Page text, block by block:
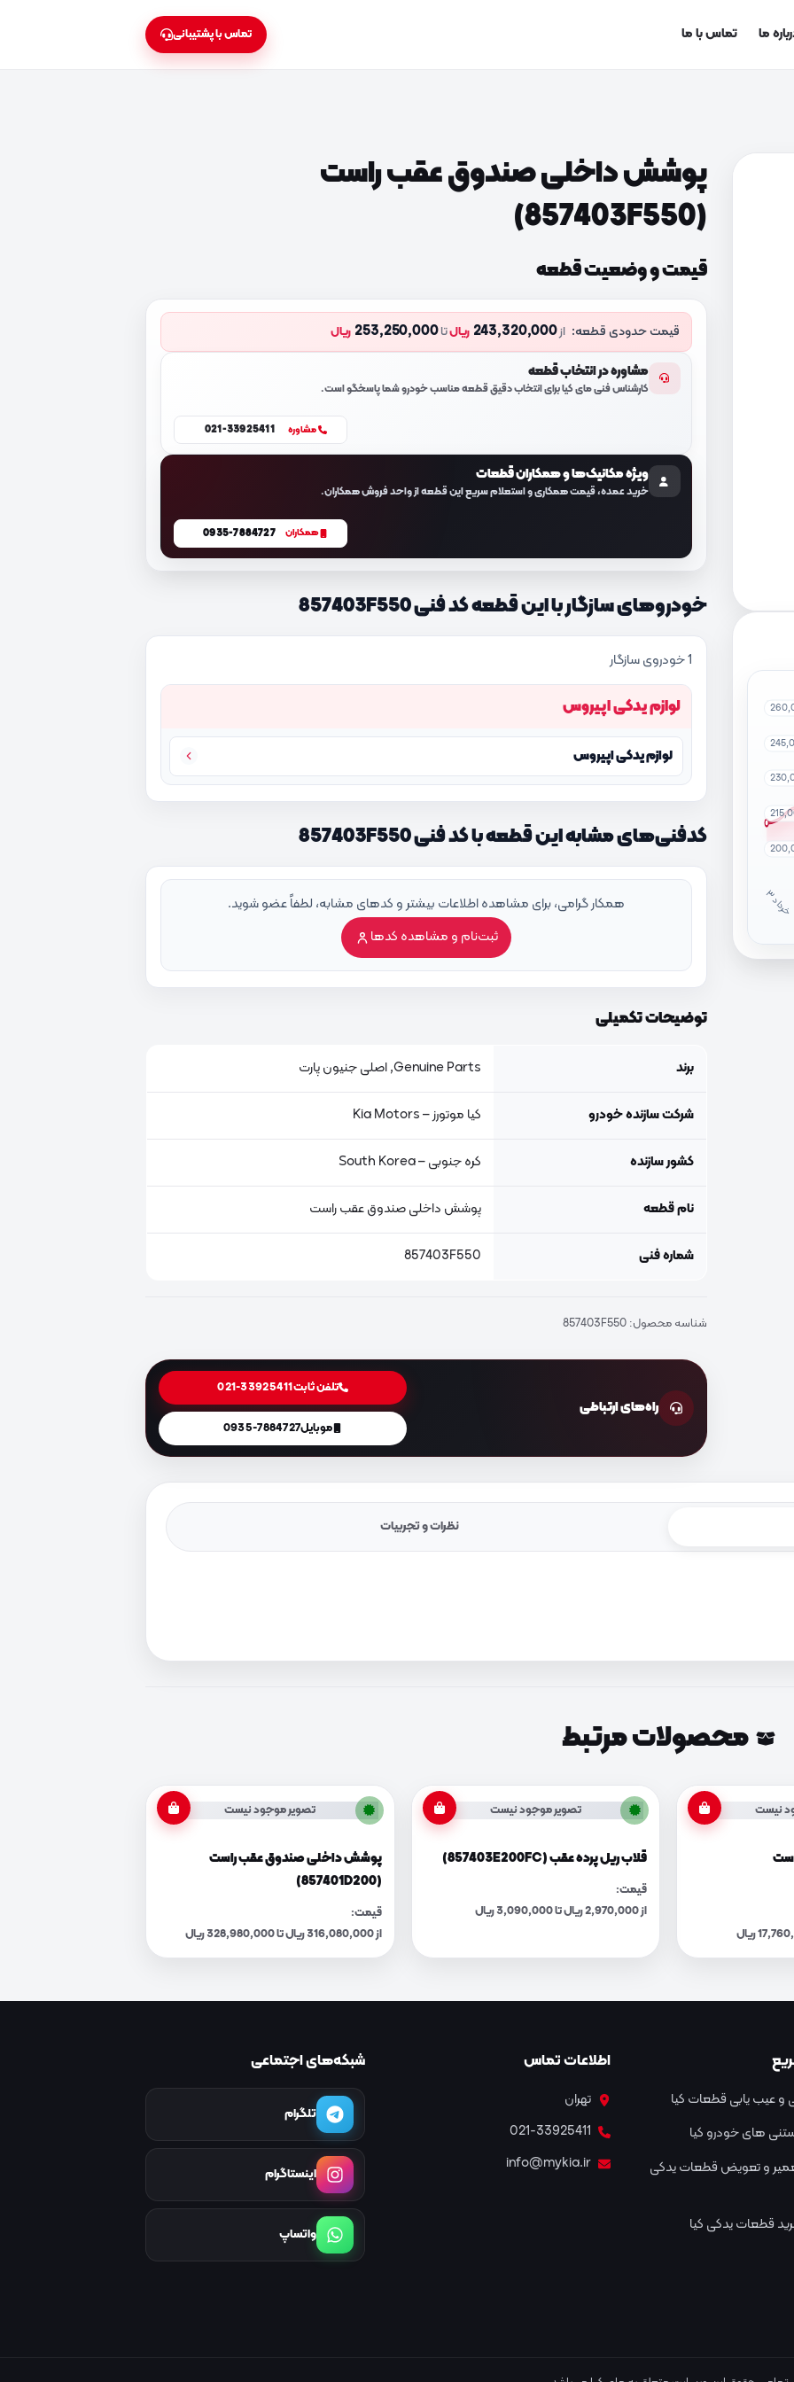
ما تماس با ما تماس با پشتیبانی
خ
ر
داد
۳
پوشش داخلی صندوق عقب راست
(857403F550)
قیمت و وضعیت قطعه
قیمت حدودی قطعه: از243,320,000 ریالتا253,250,000 ریال
مشاوره در انتخاب قطعه
کارشناس فنی مای کیا برای انتخاب دقیق قطعه مناسب خودرو شما پاسخگو است.
مشاوره 021-33925411
ویژه مکانیک‌ها و همکاران قطعات
خرید عمده، قیمت همکاری و استعلام سریع این قطعه از واحد فروش همکاران.
همکاران 0935-7884727
خودروهای سازگار با این قطعه کد فنی 857403F550
1 خودروی سازگار
لوازم یدکی اپیروس
لوازم یدکی اپیروس
کدفنی‌های مشابه این قطعه با کد فنی 857403F550
همکار گرامی، برای مشاهده اطلاعات بیشتر و کدهای مشابه، لطفاً عضو شوید.
ثبت‌نام و مشاهده کدها
توضیحات تکمیلی
برند Genuine Parts, اصلی جنیون پارت
شرکت سازنده خودرو کیا موتورز – Kia Motors
کشور سازنده کره جنوبی – South Korea
نام قطعه پوشش داخلی صندوق عقب راست
شماره فنی 857403F550
شناسه محصول:857403F550
راه‌های ارتباطی
تلفن ثابت021-33925411
موبایل0935-7884727
نظرات و تجربیات
محصولات مرتبط
نیست تصویر موجود نیست
قلاب ریل پرده عقب (857403E200FC)
قیمت:
از 2,970,000 ریال تا 3,090,000 ریال
تصویر موجود نیست
پوشش داخلی صندوق عقب راست
(857401D200)
قیمت:
از 316,080,000 ریال تا 328,980,000 ریال
و عیب یابی قطعات کیا
های خودرو کیا
و تعویض قطعات یدکی
قطعات یدکی کیا
اطلاعات تماس
تهران
021-33925411
info@mykia.ir
شبکه‌های اجتماعی
تلگرام
اینستاگرام
واتساپ